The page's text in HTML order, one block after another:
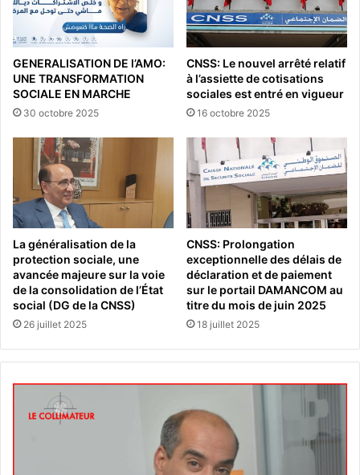
GENERALISATION DE l’AMO:
UNE TRANSFORMATION
SOCIALE EN MARCHE
30 octobre 2025
CNSS: Le nouvel arrêté relatif
à l’assiette de cotisations
sociales est entré en vigueur
16 octobre 2025
La généralisation de la
protection sociale, une
avancée majeure sur la voie
de la consolidation de l’État
social (DG de la CNSS)
26 juillet 2025
CNSS: Prolongation
exceptionnelle des délais de
déclaration et de paiement
sur le portail DAMANCOM au
titre du mois de juin 2025
18 juillet 2025